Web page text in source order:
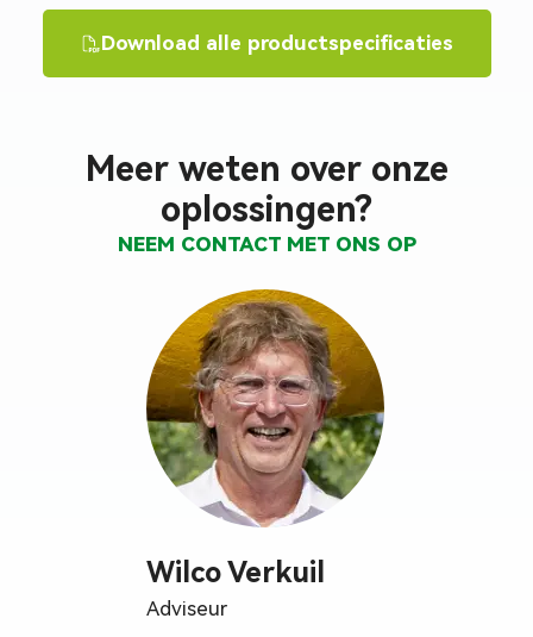
Download alle productspecificaties
Meer weten over onze
oplossingen?
NEEM CONTACT MET ONS OP
Wilco Verkuil
Adviseur